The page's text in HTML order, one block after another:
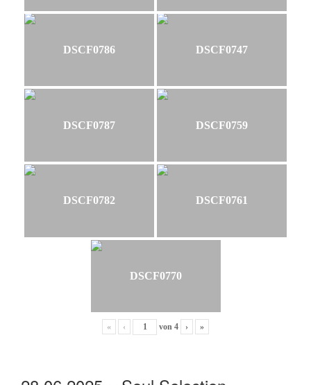
DSCF0786 DSCF0747
DSCF0787 DSCF0759
DSCF0782 DSCF0761
DSCF0770
« ‹ von 4 › »